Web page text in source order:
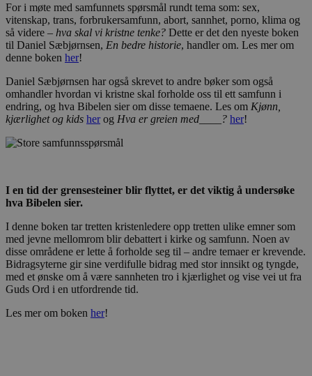
For i møte med samfunnets spørsmål rundt tema som: sex,
vitenskap, trans, forbrukersamfunn, abort, sannhet, porno, klima og
så videre – hva skal vi kristne tenke? Dette er det den nyeste boken
til Daniel Sæbjørnsen, En bedre historie, handler om. Les mer om
denne boken her!
Daniel Sæbjørnsen har også skrevet to andre bøker som også
omhandler hvordan vi kristne skal forholde oss til ett samfunn i
endring, og hva Bibelen sier om disse temaene. Les om Kjønn,
kjærlighet og kids herog Hva er greien med____? her!
I en tid der grensesteiner blir flyttet, er det viktig å undersøke
hva Bibelen sier.
I denne boken tar tretten kristenledere opp tretten ulike emner som
med jevne mellomrom blir debattert i kirke og samfunn. Noen av
disse områdene er lette å forholde seg til – andre temaer er krevende.
Bidragsyterne gir sine verdifulle bidrag med stor innsikt og tyngde,
med et ønske om å være sannheten tro i kjærlighet og vise vei ut fra
Guds Ord i en utfordrende tid.
Les mer om boken her!